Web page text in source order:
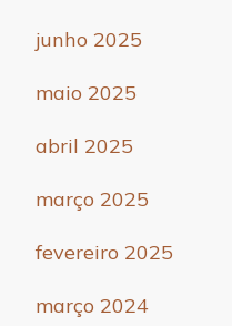
junho 2025
maio 2025
abril 2025
março 2025
fevereiro 2025
março 2024